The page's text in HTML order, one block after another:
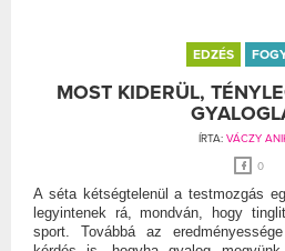
EDZÉS
MOST KIDERÜL,
ÍRTA: VÁCZY
0
A séta kétségtelenül a testmozgás
legyintenek rá, mondván, hogy
sport. Továbbá az